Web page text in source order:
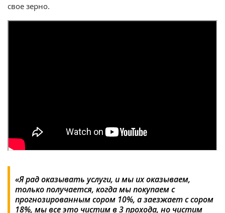
свое зерно.
«Я рад оказывать услуги, и мы их оказываем,
только получается, когда мы покупаем с
прогнозированным сором 10%, а заезжает с сором
18%, мы все это чистим в 3 прохода, но чистим